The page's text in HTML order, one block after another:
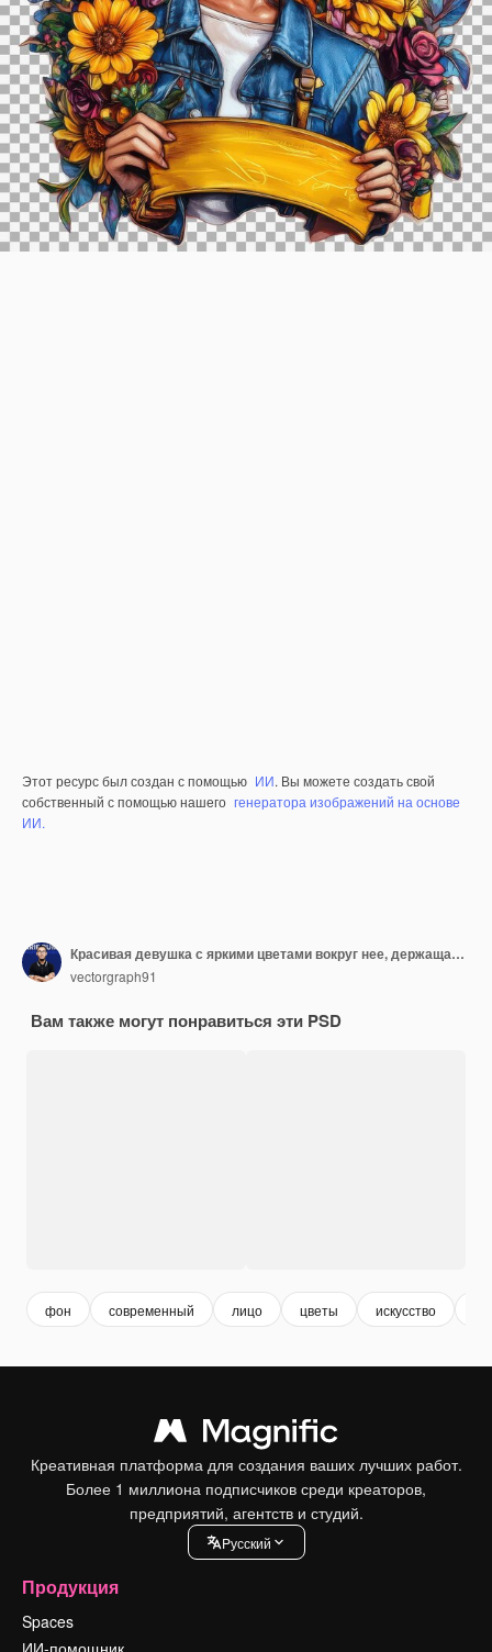
Этот ресурс был создан с помощью ИИ. Вы можете создать свой
собственный с помощью нашего генератора изображений на основе
ИИ.
Красивая девушка с яркими цветами вокруг нее, держащая наклейку на баннере с иллюстрацией клипарта на прозрачном фоне
vectorgraph91
Вам также могут понравиться эти PSD
фон современный лицо цветы искусство
Креативная платформа для создания ваших лучших работ.
Более 1 миллиона подписчиков среди креаторов,
предприятий, агентств и студий.
Pусский
Продукция
Spaces
ИИ-помощник